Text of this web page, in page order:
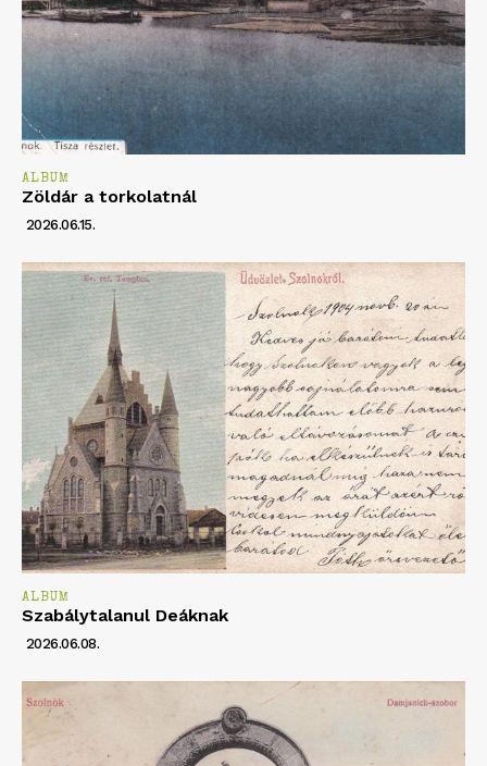
ALBUM
Zöldár a torkolatnál
2026.06.15.
ALBUM
Szabálytalanul Deáknak
2026.06.08.